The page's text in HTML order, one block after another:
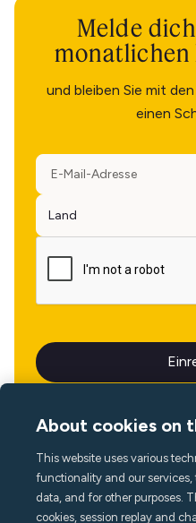
Melde
und bleiben Sie mit
einen
About cookies on
This website uses various
functionality and our services,
data, and for other purposes.
cookies, session replay and